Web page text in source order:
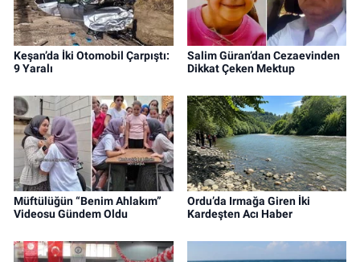
Keşan’da İki Otomobil Çarpıştı:
9 Yaralı
Salim Güran’dan Cezaevinden
Dikkat Çeken Mektup
Müftülüğün “Benim Ahlakım”
Videosu Gündem Oldu
Ordu’da Irmağa Giren İki
Kardeşten Acı Haber